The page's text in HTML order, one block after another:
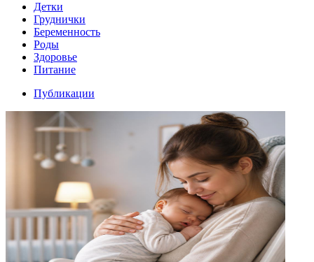
Детки
Груднички
Беременность
Роды
Здоровье
Питание
Публикации